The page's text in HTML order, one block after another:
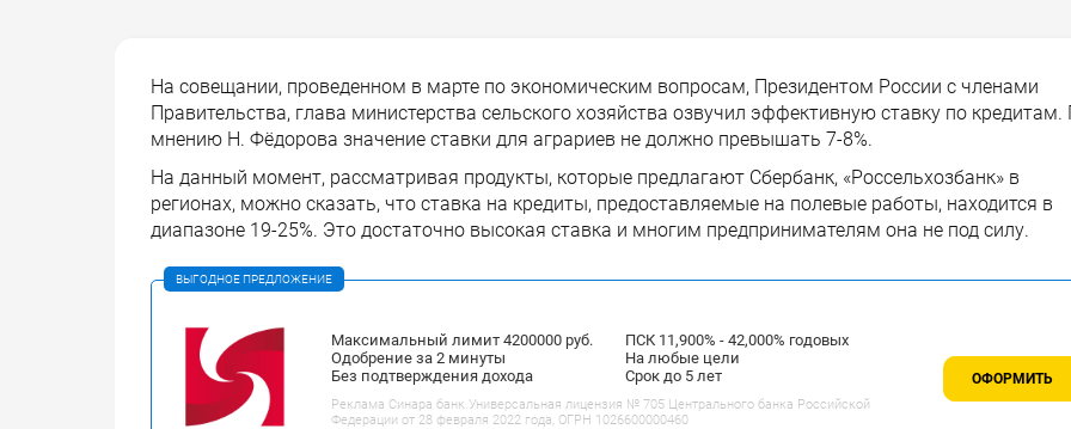
На совещании, проведенном в марте по экономическим вопросам, Президентом России с членами
Правительства, глава министерства сельского хозяйства озвучил эффективную ставку по кредитам.
мнению Н. Фёдорова значение ставки для аграриев не должно превышать 7-8%.
На данный момент, рассматривая продукты, которые предлагают Сбербанк, «Россельхозбанк» в
регионах, можно сказать, что ставка на кредиты, предоставляемые на полевые работы, находится в
диапазоне 19-25%. Это достаточно высокая ставка и многим предпринимателям она не под силу.
ВЫГОДНОЕ ПРЕДЛОЖЕНИЕ
Максимальный лимит 4200000 руб.
Одобрение за 2 минуты
Без подтверждения дохода
ПСК 11,900% - 42,000% годовых
На любые цели
Срок до 5 лет
Реклама Синара банк.Универсальная лицензия № 705 Центрального банка Российской
Федерации от 28 февраля 2022 года, ОГРН 1026600000460
ОФОРМИТЬ